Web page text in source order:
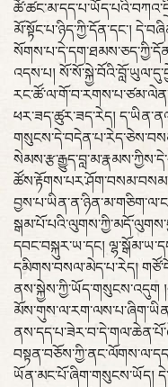
མོ་སྟོང་པ་ཉིད་ཀྱི་དོན་དང་།
འདས་པ།
ཕར་ཟད་ཚུར་ཟད་རེད།
དབང་བསྐུར་ཡ་དང།
དམིགས་བསལ་མེད་པ་རེད།
ནས་སྐྱེས་ཀྱི་ཡོད་གསུངས་འདུག
ཡོན་མང་པོ་ཞིག་གསུངས་ཡོད།